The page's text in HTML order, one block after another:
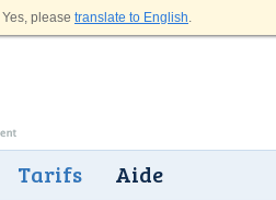
Yes, please translate to English.
Tarifs Aide